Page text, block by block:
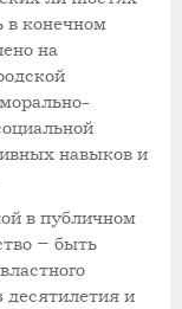
в конечном
на
навыков и
в публичном
– быть
и